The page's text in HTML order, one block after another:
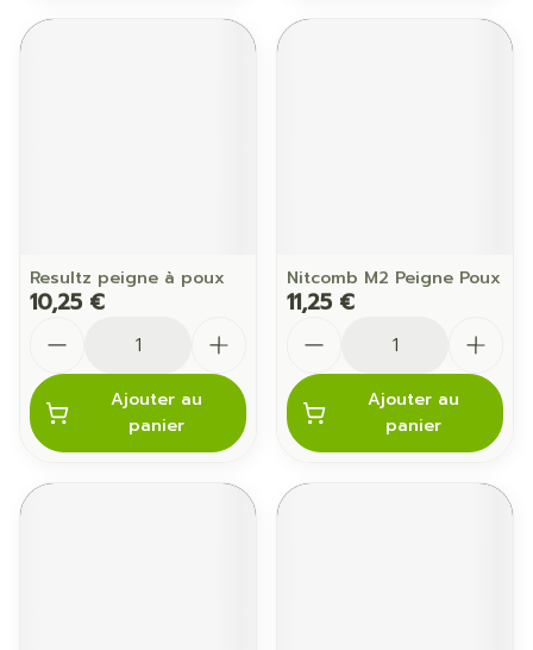
Resultz peigne à poux
10,25 €
Ajouter au
panier
Nitcomb M2 Peigne Poux
11,25 €
Ajouter au
panier